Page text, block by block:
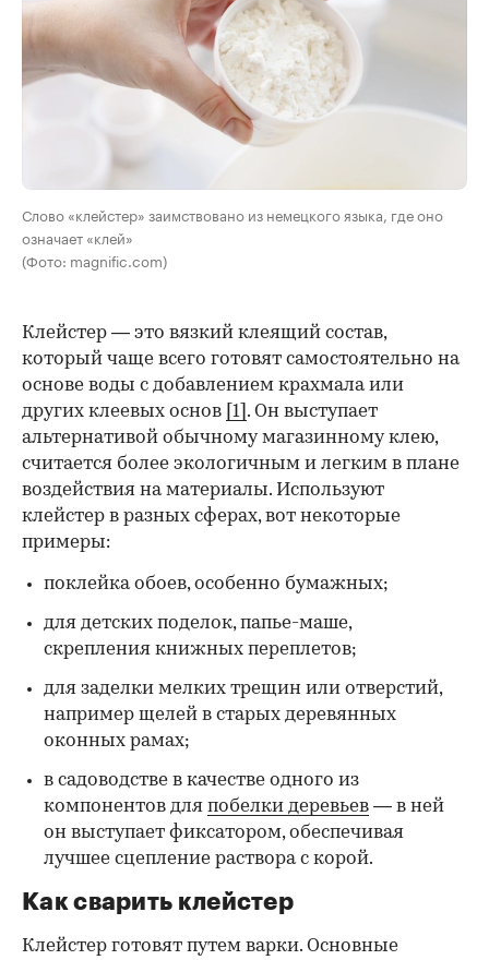
Слово «клейстер» заимствовано из немецкого языка, где оно
означает «клей»
(Фото: magnific.com)
00:00 / 00:00
Клейстер — это вязкий клеящий состав,
который чаще всего готовят самостоятельно на
основе воды с добавлением крахмала или
других клеевых основ [1] . Он выступает
альтернативой обычному магазинному клею,
считается более экологичным и легким в плане
воздействия на материалы. Используют
клейстер в разных сферах, вот некоторые
примеры:
поклейка обоев, особенно бумажных;
для детских поделок, папье-маше,
скрепления книжных переплетов;
для заделки мелких трещин или отверстий,
например щелей в старых деревянных
оконных рамах;
в садоводстве в качестве одного из
компонентов для побелки деревьев — в ней
он выступает фиксатором, обеспечивая
лучшее сцепление раствора с корой.
Как сварить клейстер
Клейстер готовят путем варки. Основные